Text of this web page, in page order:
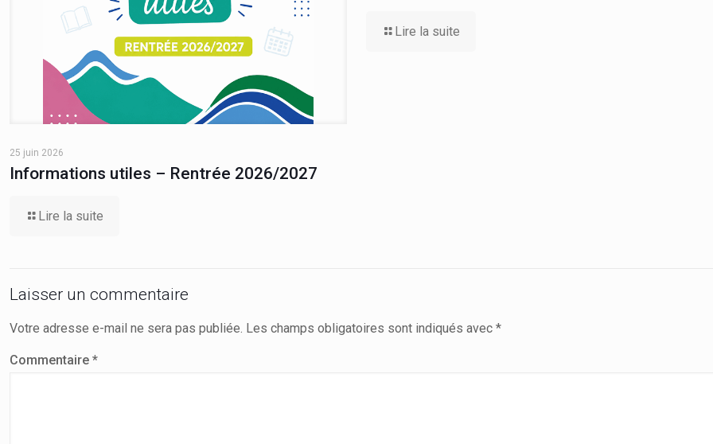
25 juin 2026
Informations utiles – Rentrée 2026/2027
Lire la suite
Lire la suite
Laisser un commentaire
Votre adresse e-mail ne sera pas publiée. Les champs obligatoires sont indiqués avec *
Commentaire *